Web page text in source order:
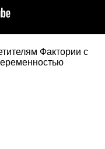
Фактории с